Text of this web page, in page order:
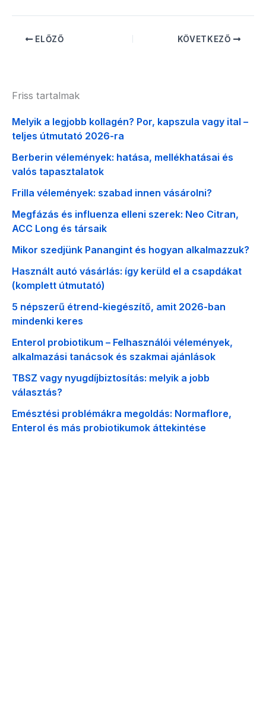
ELŐZŐ KÖVETKEZŐ
Friss tartalmak
Melyik a legjobb kollagén? Por, kapszula vagy ital –
teljes útmutató 2026-ra
Berberin vélemények: hatása, mellékhatásai és
valós tapasztalatok
Frilla vélemények: szabad innen vásárolni?
Megfázás és influenza elleni szerek: Neo Citran,
ACC Long és társaik
Mikor szedjünk Panangint és hogyan alkalmazzuk?
Használt autó vásárlás: így kerüld el a csapdákat
(komplett útmutató)
5 népszerű étrend-kiegészítő, amit 2026-ban
mindenki keres
Enterol probiotikum – Felhasználói vélemények,
alkalmazási tanácsok és szakmai ajánlások
TBSZ vagy nyugdíjbiztosítás: melyik a jobb
választás?
Emésztési problémákra megoldás: Normaflore,
Enterol és más probiotikumok áttekintése